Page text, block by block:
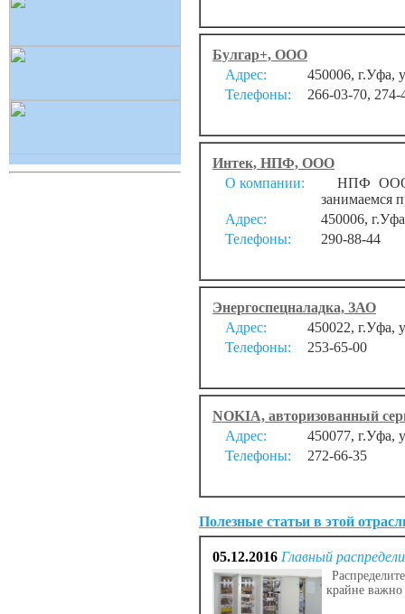
Булгар+, ООО
Адрес:
450006, г.Уфа,
Телефоны:
266-03-70,
Интек, НПФ, ООО
О компании:
НПФ ООО
занимаемся
Адрес:
450006,
Телефоны:
290-88-44
Энергоспецналадка, ЗАО
Адрес:
450022, г.Уфа,
Телефоны:
253-65-00
NOKIA, авторизованный
Адрес:
450077, г.Уфа,
Телефоны:
272-66-35
Полезные статьи в этой
05.12.2016 Главный
крайне важно